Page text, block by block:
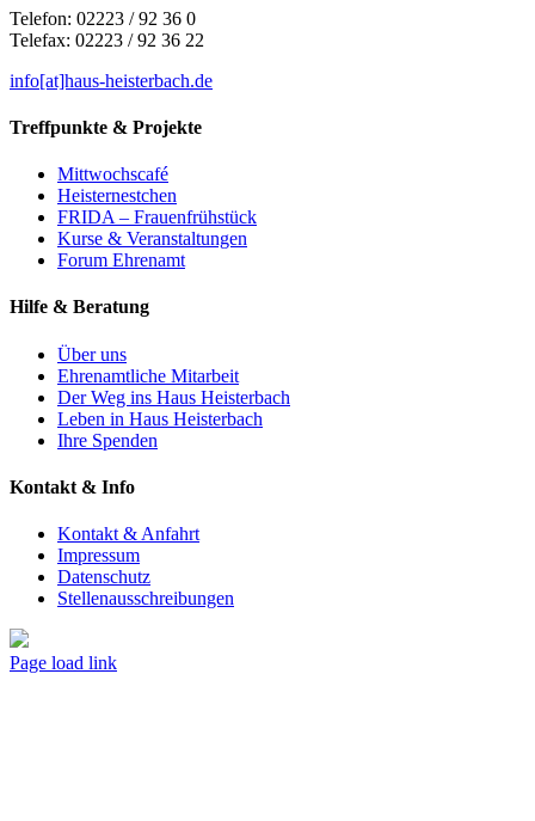
Telefon: 02223 / 92 36 0
Telefax: 02223 / 92 36 22
info[at]haus-heisterbach.de
Treffpunkte & Projekte
Mittwochscafé
Heisternestchen
FRIDA – Frauenfrühstück
Kurse & Veranstaltungen
Forum Ehrenamt
Hilfe & Beratung
Über uns
Ehrenamtliche Mitarbeit
Der Weg ins Haus Heisterbach
Leben in Haus Heisterbach
Ihre Spenden
Kontakt & Info
Kontakt & Anfahrt
Impressum
Datenschutz
Stellenausschreibungen
Facebook
Page load link